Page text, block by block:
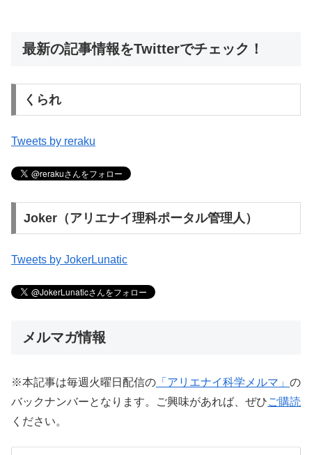
最新の記事情報をTwitterでチェック！
くられ
Tweets by reraku
Joker（アリエナイ理科ポータル管理人）
Tweets by JokerLunatic
メルマガ情報
※本記事は毎週火曜日配信の 「アリエナイ科学メルマ」 の
バックナンバーとなります。ご興味があれば、ぜひご購読
ください。